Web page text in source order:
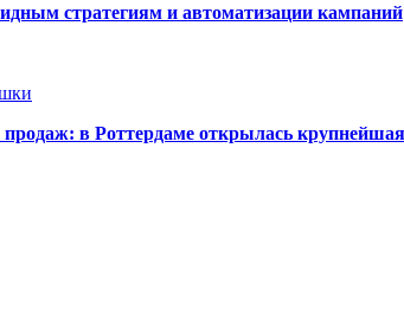
стратегиям и автоматизации кампаний
в Роттердаме открылась